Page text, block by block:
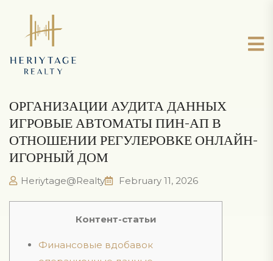
ОРГАНИЗАЦИИ АУДИТА ДАННЫХ
ИГРОВЫЕ АВТОМАТЫ ПИН-АП В
ОТНОШЕНИИ РЕГУЛЕРОВКЕ ОНЛАЙН-
ИГОРНЫЙ ДОМ
Heriytage@Realty February 11, 2026
Контент-статьи
Финансовые вдобавок